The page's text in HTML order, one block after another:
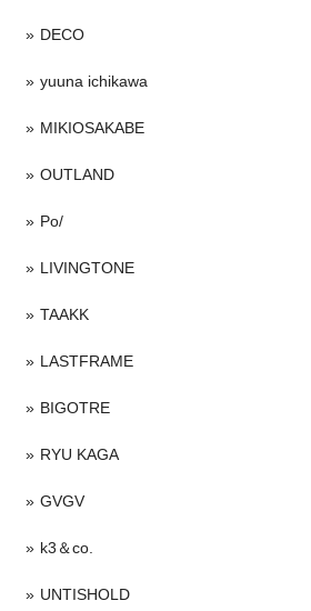
DECO
yuuna ichikawa
MIKIOSAKABE
OUTLAND
Po/
LIVINGTONE
TAAKK
LASTFRAME
BIGOTRE
RYU KAGA
GVGV
k3＆co.
UNTISHOLD